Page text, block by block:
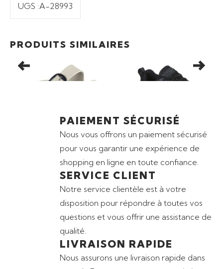
UGS :A-28993
PRODUITS SIMILAIRES
Ajouter au panier
31,50 €
Promo
ARCH FIT CAL BREEZE-
GOLD STAR
Promo
CUSHIONING ELITE SR –
RYTAS
PAIEMENT SÉCURISÉ
Nous vous offrons un paiement sécurisé
pour vous garantir une expérience de
shopping en ligne en toute confiance.
SERVICE CLIENT
Notre service clientèle est à votre
disposition pour répondre à toutes vos
questions et vous offrir une assistance de
qualité.
LIVRAISON RAPIDE
Nous assurons une livraison rapide dans